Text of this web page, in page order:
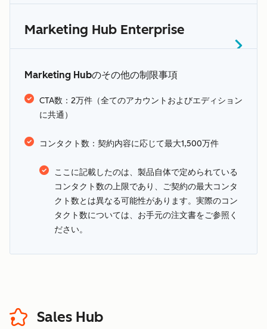
1～1,000件：月額2,400円のサブスクリプ
ションに含まれる。
1,001～3,000件：6,000円
5,001件以上：4,800円
0～2,000件：年間サブスクリプションに含
まれる。
22,001～42,000件：27,000円
42,001～62,000件：24,000円
62,001～82,000件：21,000円
82,001件以上：18,000円
0～10,000件：年間サブスクリプションに
10,001～50,000件：12,000円
50,001～100,000件：10,800円
100,001～200,000件：9,600円
200,001～500,000件：8,400円
500,001件以上：7,200円
Marketing Hub Enterprise
（コアシート5人分を含む）
追加
条件
「センシティブデータ」
セクション
約
Marketing Hubのその他の制限事項
CTA数：2万件（全てのアカウントおよびエディション
に共通）
コンタクト数：契約内容に応じて最大1,500万件
ここに記載したのは、製品自体で定められている
コンタクト数の上限であり、ご契約の最大コンタ
クト数とは異なる可能性があります。実際のコン
タクト数については、お手元の注文書をご参照く
ださい。
Sales Hub